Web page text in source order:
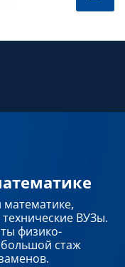
ВУЗы.
физико-
стаж